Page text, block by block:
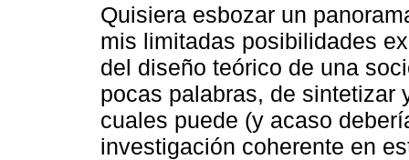
Quisiera esbozar un
mis limitadas posibilidades
del diseño teórico de una
pocas palabras, de sintetizar
cuales puede (y acaso
investigación coherente en